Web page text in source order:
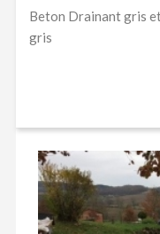
Beton Drainant gris
gris